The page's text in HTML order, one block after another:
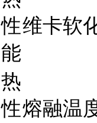
性
能
维卡软
热
性熔融温